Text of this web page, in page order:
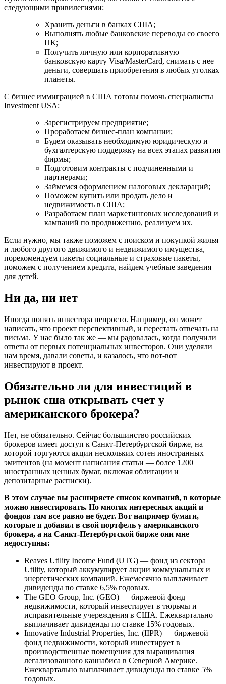
следующими привилегиями:
Хранить деньги в банках США;
Выполнять любые банковские переводы со своего
ПК;
Получить личную или корпоративную
банковскую карту Visa/MasterCard, снимать с нее
деньги, совершать приобретения в любых уголках
планеты.
С бизнес иммиграцией в США готовы помочь специалисты
Investment USA:
Зарегистрируем предприятие;
Проработаем бизнес-план компании;
Будем оказывать необходимую юридическую и
бухгалтерскую поддержку на всех этапах развития
фирмы;
Подготовим контракты с подчиненными и
партнерами;
Займемся оформлением налоговых деклараций;
Поможем купить или продать дело и
недвижимость в США;
Разработаем план маркетинговых исследований и
кампаний по продвижению, реализуем их.
Если нужно, мы также поможем с поиском и покупкой жилья
и любого другого движимого и недвижимого имущества,
порекомендуем пакеты социальные и страховые пакеты,
поможем с получением кредита, найдем учебные заведения
для детей.
Ни да, ни нет
Иногда понять инвестора непросто. Например, он может
написать, что проект перспективный, и перестать отвечать на
письма. У нас было так же — мы радовалась, когда получили
ответы от первых потенциальных инвесторов. Они уделяли
нам время, давали советы, и казалось, что вот-вот
инвестируют в проект.
Обязательно ли для инвестиций в
рынок сша открывать счет у
американского брокера?
Нет, не обязательно. Сейчас большинство российских
брокеров имеет доступ к Санкт-Петербургской бирже, на
которой торгуются акции нескольких сотен иностранных
эмитентов (на момент написания статьи — более 1200
иностранных ценных бумаг, включая облигации и
депозитарные расписки).
В этом случае вы расширяете список компаний, в которые
можно инвестировать. Но многих интересных акций и
фондов там все равно не будет. Вот например бумаги,
которые я добавил в свой портфель у американского
брокера, а на Санкт-Петербургской бирже они мне
недоступны:
Reaves Utility Income Fund (UTG) — фонд из сектора
Utility, который аккумулирует акции коммунальных и
энергетических компаний. Ежемесячно выплачивает
дивиденды по ставке 6,5% годовых.
The GEO Group, Inc. (GEO) — биржевой фонд
недвижимости, который инвестирует в тюрьмы и
исправительные учереждения в США. Ежеквартально
выплачивает дивиденды по ставке 15% годовых.
Innovative Industrial Properties, Inc. (IIPR) — биржевой
фонд недвижимости, который инвестирует в
производственные помещения для выращивания
легализованного каннабиса в Северной Америке.
Ежеквартально выплачивает дивиденды по ставке 5%
годовых.